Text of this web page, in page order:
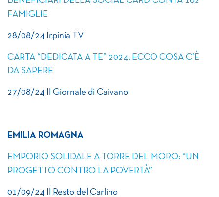
FAMIGLIE
28/08/24 Irpinia TV
CARTA “DEDICATA A TE” 2024. ECCO COSA C’È
DA SAPERE
27/08/24 Il Giornale di Caivano
EMILIA ROMAGNA
EMPORIO SOLIDALE A TORRE DEL MORO: “UN
PROGETTO CONTRO LA POVERTÀ”
01/09/24 Il Resto del Carlino